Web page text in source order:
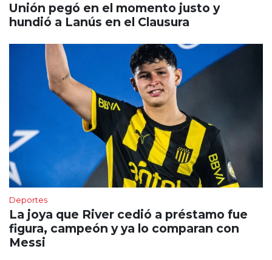
Unión pegó en el momento justo y
hundió a Lanús en el Clausura
Deportes
La joya que River cedió a préstamo fue
figura, campeón y ya lo comparan con
Messi